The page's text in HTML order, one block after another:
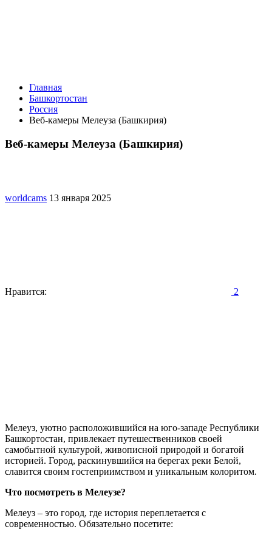
Главная
Башкортостан
Россия
Веб-камеры Мелеуза (Башкирия)
Веб-камеры Мелеуза (Башкирия)
worldcams 13 января 2025
Нравится: 2
Мелеуз, уютно расположившийся на юго-западе Республики
Башкортостан, привлекает путешественников своей
самобытной культурой, живописной природой и богатой
историей. Город, раскинувшийся на берегах реки Белой,
славится своим гостеприимством и уникальным колоритом.
Что посмотреть в Мелеузе?
Мелеуз – это город, где история переплетается с
современностью. Обязательно посетите: